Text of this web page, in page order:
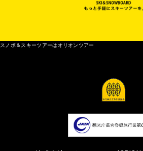
スノボ＆スキーツアーはオリオンツアー